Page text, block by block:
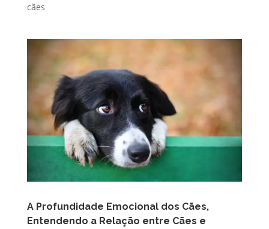
cães
A Profundidade Emocional dos Cães,
Entendendo a Relação entre Cães e